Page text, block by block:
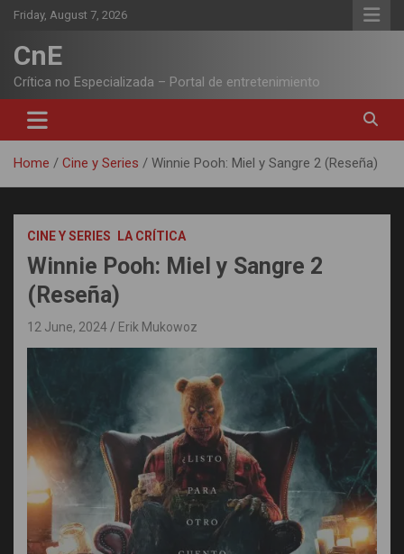
Skip
content
Friday, August 7, 2026
CnE
Crítica no Especializada – Portal de entretenimiento
Home Cine y Series Winnie Pooh: Miel y Sangre 2 (Reseña)
CINE Y SERIES LA CRÍTICA
Winnie Pooh: Miel y Sangre 2
(Reseña)
12 June, 2024 Erik Mukowoz